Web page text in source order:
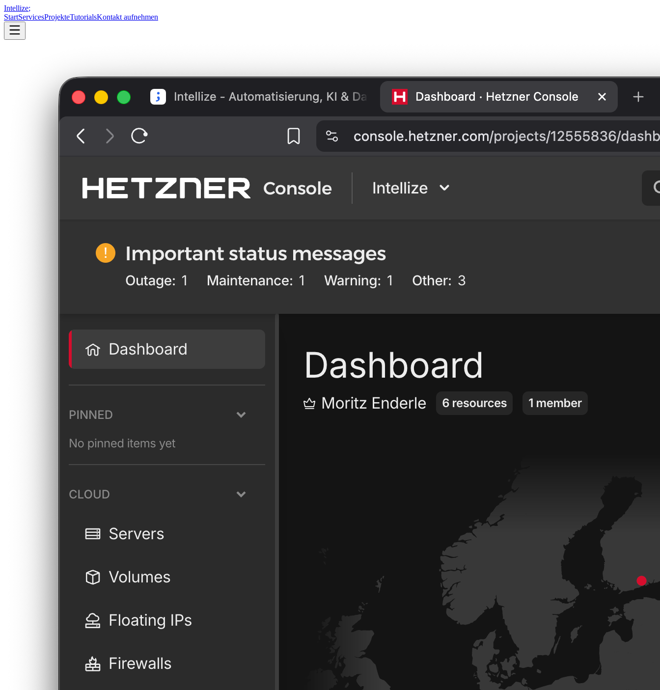
Intellize;
StartServicesProjekteTutorialsKontakt aufnehmen